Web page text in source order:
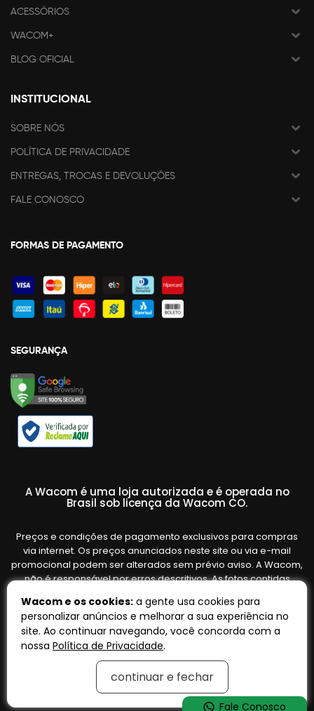
ACESSÓRIOS
WACOM+
BLOG OFICIAL
INSTITUCIONAL
SOBRE NÓS
POLÍTICA DE PRIVACIDADE
ENTREGAS, TROCAS E DEVOLUÇÕES
FALE CONOSCO
FORMAS DE PAGAMENTO
SEGURANÇA
A Wacom é uma loja autorizada e é operada no
Brasil sob licença da Wacom CO.
Preços e condições de pagamento exclusivos para compras
via internet. Os preços anunciados neste site ou via e-mail
promocional podem ser alterados sem prévio aviso. A Wacom,
não é responsável por erros descritivos. As fotos contidas
variar de acordo com o fornecedor/lote do fabricante. Ofertas
válidas até o término de nossos estoques. Vendas sujeitas à
análise e confirmação de dados.
OpenK
Wacom e os cookies: a gente usa cookies para
personalizar anúncios e melhorar a sua experiência no
site. Ao continuar navegando, você concorda com a
nossa Política de Privacidade.
continuar e fechar
Fale Conosco